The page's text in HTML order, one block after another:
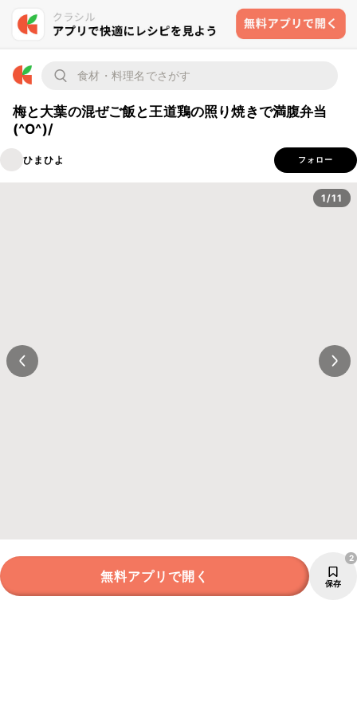
梅と大葉の混ぜご飯と王道鶏の照り焼きで満腹弁当
(^O^)/
ひまひよ フォロー
1/11
無料アプリで開く 保存
2